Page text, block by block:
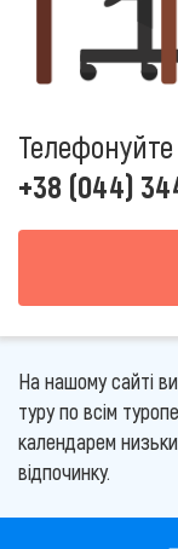
+38 (044)
На нашому сайті
туру по всім
календарем
відпочинку.